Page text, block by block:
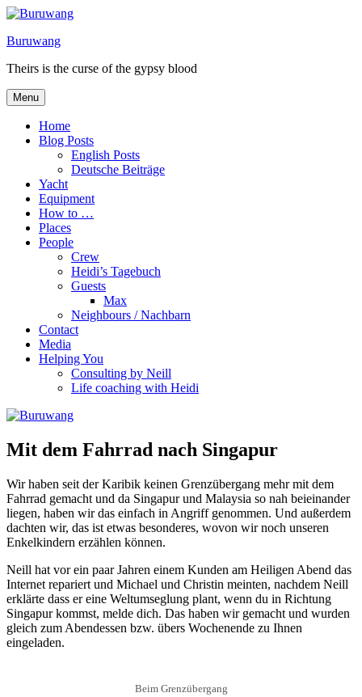
Skip
content
Buruwang
Theirs is the curse of the gypsy blood
Menu
Home
Blog Posts
English Posts
Deutsche Beiträge
Yacht
Equipment
How to …
Places
People
Crew
Heidi’s Tagebuch
Guests
Max
Neighbours / Nachbarn
Contact
Media
Helping You
Consulting by Neill
Life coaching with Heidi
Mit dem Fahrrad nach Singapur
Wir haben seit der Karibik keinen Grenzübergang mehr mit dem
Fahrrad gemacht und da Singapur und Malaysia so nah beieinander
liegen, haben wir das einfach in Angriff genommen. Und außerdem
dachten wir, das ist etwas besonderes, wovon wir noch unseren
Enkelkindern erzählen können.
Neill hat vor ein paar Jahren einem Kunden am Heiligen Abend das
Internet repariert und Michael und Christin meinten, nachdem Neill
erklärte dass er eine Weltumseglung plant, wenn du in Richtung
Singapur kommst, melde dich. Das haben wir gemacht und wurden
gleich zum Abendessen bzw. übers Wochenende zu Ihnen
eingeladen.
Beim Grenzübergang